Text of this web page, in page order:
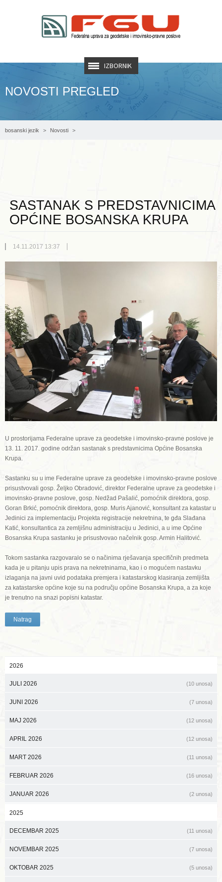
IZBORNIK
NOVOSTI PREGLED
bosanski jezik Novosti
SASTANAK S PREDSTAVNICIMA
OPĆINE BOSANSKA KRUPA
14.11.2017 13:37
U prostorijama Federalne uprave za geodetske i imovinsko-pravne poslove je
13. 11. 2017. godine održan sastanak s predstavnicima Općine Bosanska
Krupa.
Sastanku su u ime Federalne uprave za geodetske i imovinsko-pravne poslove
prisustvovali gosp. Željko Obradović, direktor Federalne uprave za geodetske i
imovinsko-pravne poslove, gosp. Nedžad Pašalić, pomoćnik direktora, gosp.
Goran Brkić, pomoćnik direktora, gosp. Muris Ajanović, konsultant za katastar u
Jedinici za implementaciju Projekta registracije nekretnina, te gđa Slađana
Katić, konsultantica za zemljišnu administraciju u Jedinici, a u ime Općine
Bosanska Krupa sastanku je prisustvovao načelnik gosp. Armin Halitović.
Tokom sastanka razgovaralo se o načinima rješavanja specifičnih predmeta
kada je u pitanju upis prava na nekretninama, kao i o mogućem nastavku
izlaganja na javni uvid podataka premjera i katastarskog klasiranja zemljišta
za katastarske općine koje su na području općine Bosanska Krupa, a za koje
je trenutno na snazi popisni katastar.
Natrag
2026
JULI 2026 (10 unosa)
JUNI 2026 (7 unosa)
MAJ 2026 (12 unosa)
APRIL 2026 (12 unosa)
MART 2026 (11 unosa)
FEBRUAR 2026 (16 unosa)
JANUAR 2026 (2 unosa)
2025
DECEMBAR 2025 (11 unosa)
NOVEMBAR 2025 (7 unosa)
OKTOBAR 2025 (5 unosa)